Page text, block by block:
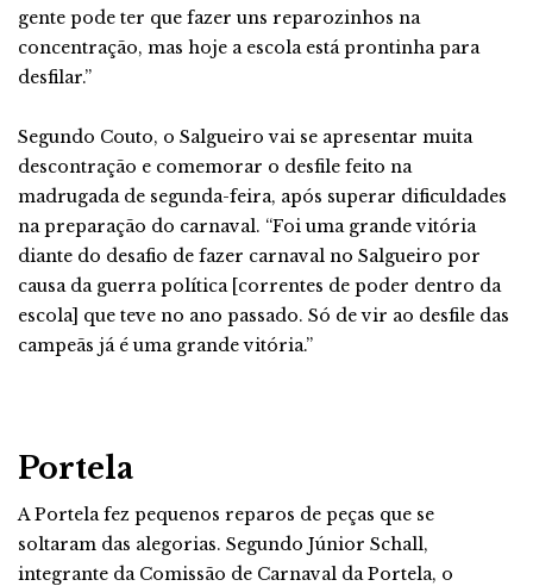
gente pode ter que fazer uns reparozinhos na
concentração, mas hoje a escola está prontinha para
desfilar.”
Segundo Couto, o Salgueiro vai se apresentar muita
descontração e comemorar o desfile feito na
madrugada de segunda-feira, após superar dificuldades
na preparação do carnaval. “Foi uma grande vitória
diante do desafio de fazer carnaval no Salgueiro por
causa da guerra política [correntes de poder dentro da
escola] que teve no ano passado. Só de vir ao desfile das
campeãs já é uma grande vitória.”
Portela
A Portela fez pequenos reparos de peças que se
soltaram das alegorias. Segundo Júnior Schall,
integrante da Comissão de Carnaval da Portela, o